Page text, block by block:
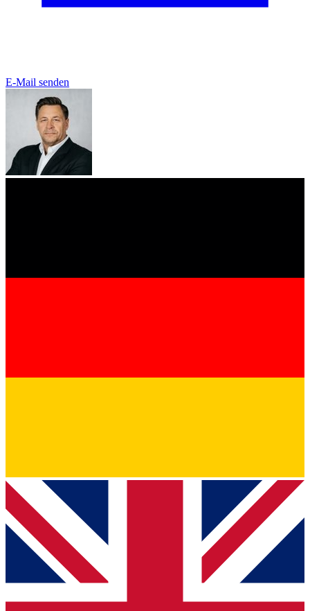
E-Mail senden